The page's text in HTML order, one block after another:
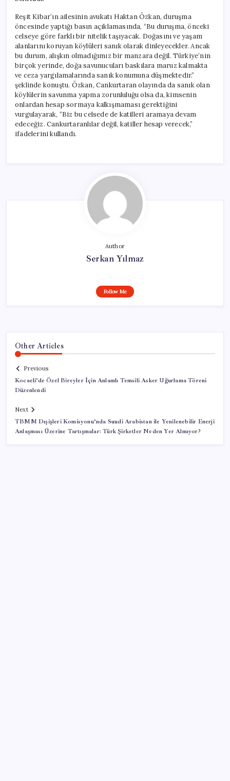
Reşit Kibar’ın ailesinin avukatı Haktan Özkan, duruşma
öncesinde yaptığı basın açıklamasında, “Bu duruşma, önceki
celseye göre farklı bir nitelik taşıyacak. Doğasını ve yaşam
alanlarını koruyan köylüleri sanık olarak dinleyecekler. Ancak
bu durum, alışkın olmadığımız bir manzara değil. Türkiye’nin
birçok yerinde, doğa savunucuları baskılara maruz kalmakta
ve ceza yargılamalarında sanık konumuna düşmektedir.”
şeklinde konuştu. Özkan, Cankurtaran olayında da sanık olan
köylülerin savunma yapma zorunluluğu olsa da, kimsenin
onlardan hesap sormaya kalkışmaması gerektiğini
vurgulayarak, “Biz bu celsede de katilleri aramaya devam
edeceğiz. Cankurtaranlılar değil, katiller hesap verecek,”
ifadelerini kullandı.
Author
Serkan Yılmaz
Follow Me
Other Articles
Previous
Kocaeli’de Özel Bireyler İçin Anlamlı Temsili Asker Uğurlama Töreni
Düzenlendi
Next
TBMM Dışişleri Komisyonu’nda Suudi Arabistan ile Yenilenebilir Enerji
Anlaşması Üzerine Tartışmalar: Türk Şirketler Neden Yer Almıyor?